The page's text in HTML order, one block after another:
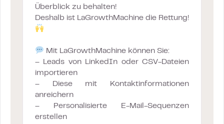
Überblick zu behalten!
Deshalb ist LaGrowthMachine die Rettung!
Mit LaGrowthMachine können Sie:
– Leads von LinkedIn oder CSV-Dateien
importieren
– Diese mit Kontaktinformationen
anreichern
– Personalisierte E-Mail-Sequenzen
erstellen